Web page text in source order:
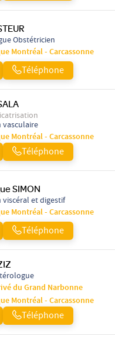
Obstétricien
Montréal - Carcassonne
Téléphone
vasculaire
Montréal - Carcassonne
Téléphone
SIMON
viscéral et digestif
Montréal - Carcassonne
Téléphone
du Grand Narbonne
Montréal - Carcassonne
Téléphone